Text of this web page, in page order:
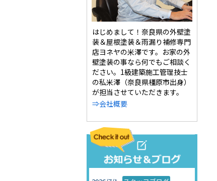
はじめまして！奈良県の外壁塗
装＆屋根塗装＆雨漏り補修専門
店ヨネヤの米澤です。お家の外
壁塗装の事なら何でもご相談く
ださい。1級建築施工管理技士
の私米澤（奈良県橿原市出身）
が担当させていただきます。
⇒会社概要